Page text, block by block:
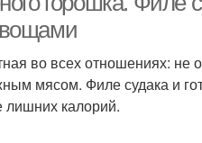
во всех отношениях: не
мясом. Филе судака и
лишних калорий.